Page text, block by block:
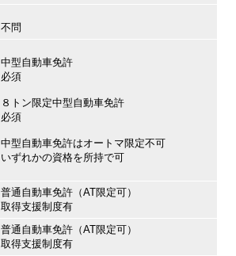
不問
中型自動車免許
必須
８トン限定中型自動車免許
必須
中型自動車免許はオートマ限定不可
いずれかの資格を所持で可
普通自動車免許（AT限定可）
取得支援制度有
普通自動車免許（AT限定可）
取得支援制度有